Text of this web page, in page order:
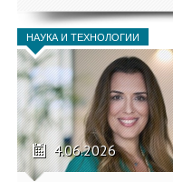
НАУКА И ТЕХНОЛОГИИ
4.06.2026